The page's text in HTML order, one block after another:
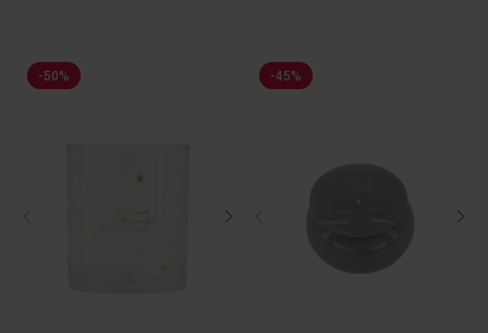
-50% -45%